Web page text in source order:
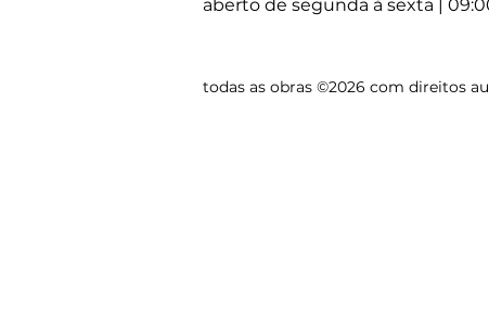
aberto de segunda à sexta |
todas as obras ©2026 com direitos